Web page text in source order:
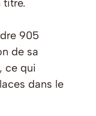
titre.
905
de sa
ce qui
dans le